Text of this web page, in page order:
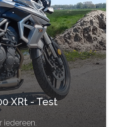
XRt - Test
iedereen.